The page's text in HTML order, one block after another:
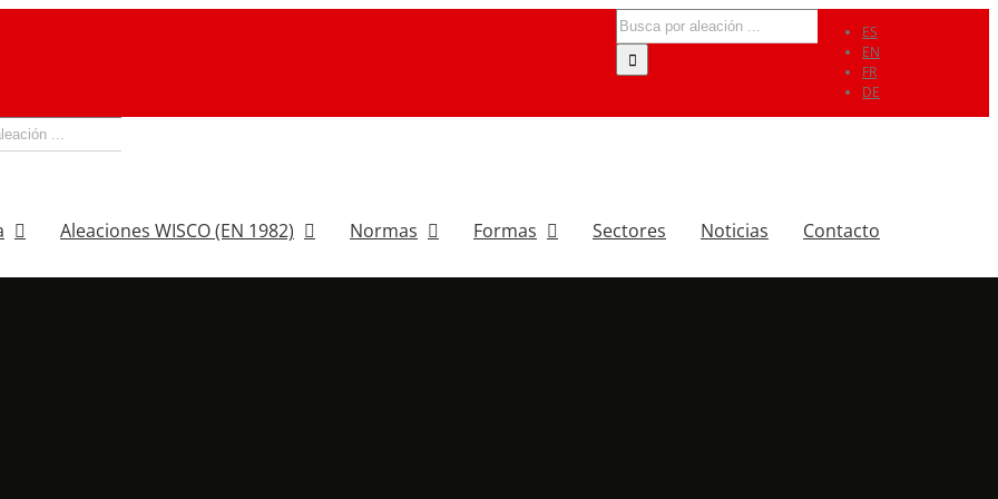
ES
EN
FR
DE
Search
for:
Aleaciones WISCO (EN 1982) Normas Formas Sectores Noticias Contacto